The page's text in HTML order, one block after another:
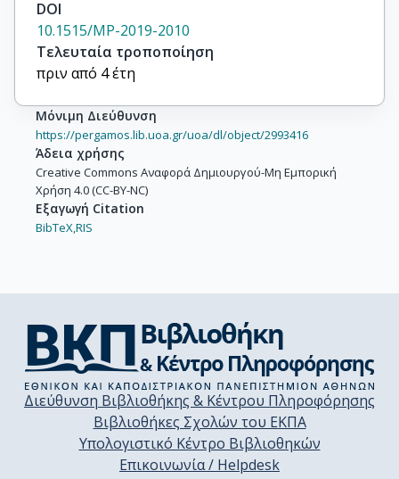
DOI
10.1515/MP-2019-2010
Τελευταία τροποποίηση
πριν από 4 έτη
Μόνιμη Διεύθυνση
https://pergamos.lib.uoa.gr/uoa/dl/object/2993416
Άδεια χρήσης
Creative Commons Αναφορά Δημιουργού-Μη Εμπορική
Χρήση 4.0 (CC-BY-NC)
Εξαγωγή Citation
BibTeX,RIS
Διεύθυνση Βιβλιοθήκης & Κέντρου Πληροφόρησης
Βιβλιοθήκες Σχολών του ΕΚΠΑ
Υπολογιστικό Κέντρο Βιβλιοθηκών
Επικοινωνία / Helpdesk